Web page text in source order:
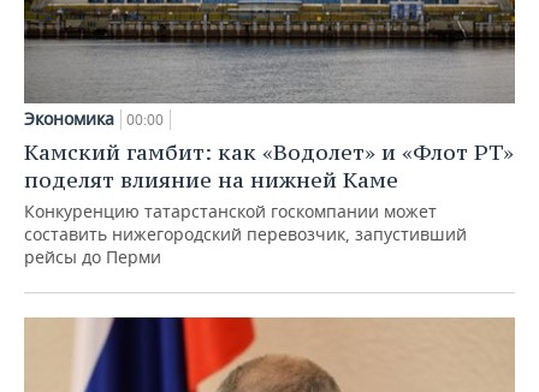
Экономика 00:00
Камский гамбит: как «Водолет» и «Флот РТ»
поделят влияние на нижней Каме
Конкуренцию татарстанской госкомпании может
составить нижегородский перевозчик, запустивший
рейсы до Перми